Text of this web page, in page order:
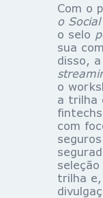
Com o
o
o selo
sua
disso,
o
a trilha
com
trilha